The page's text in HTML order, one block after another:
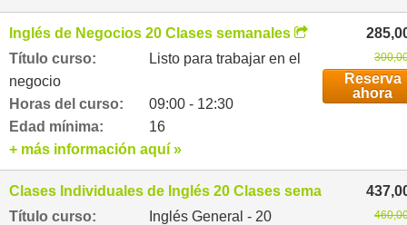
Inglés de Negocios 20 Clases semanales
Título curso:
Listo para trabajar en el
negocio
Horas del curso:
09:00 - 12:30
Edad mínima:
16
Reserva
ahora
+ más información aquí »
Clases Individuales de Inglés 20 Clases semanales
Título curso:
Inglés General - 20